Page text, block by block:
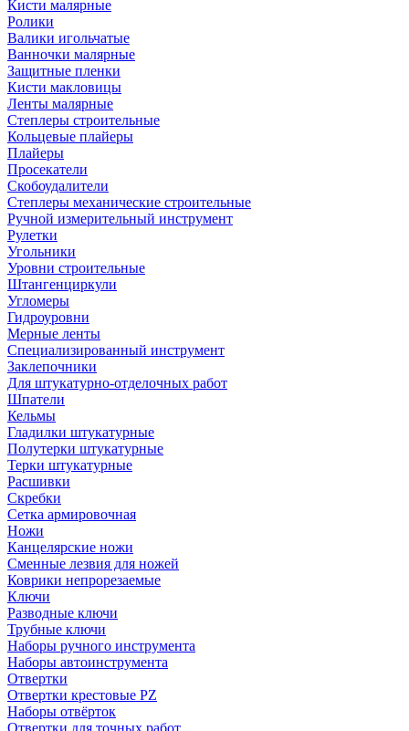
Кисти малярные
Ролики
Валики игольчатые
Ванночки малярные
Защитные пленки
Кисти макловицы
Ленты малярные
Степлеры строительные
Кольцевые плайеры
Плайеры
Просекатели
Скобоудалители
Степлеры механические строительные
Ручной измерительный инструмент
Рулетки
Угольники
Уровни строительные
Штангенциркули
Угломеры
Гидроуровни
Мерные ленты
Специализированный инструмент
Заклепочники
Для штукатурно-отделочных работ
Шпатели
Кельмы
Гладилки штукатурные
Полутерки штукатурные
Терки штукатурные
Расшивки
Скребки
Сетка армировочная
Ножи
Канцелярские ножи
Сменные лезвия для ножей
Коврики непрорезаемые
Ключи
Разводные ключи
Трубные ключи
Наборы ручного инструмента
Наборы автоинструмента
Отвертки
Отвертки крестовые PZ
Наборы отвёрток
Отвертки для точных работ